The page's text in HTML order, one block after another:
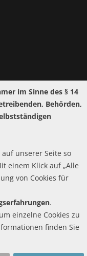
2026
im Sinne des § 14
Behörden,
unserer Seite so
einem Klick auf „Alle
von Cookies für
.
einzelne Cookies zu
finden Sie